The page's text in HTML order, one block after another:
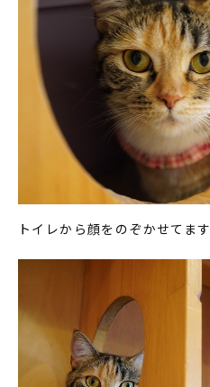
トイレから顔をのぞかせてます